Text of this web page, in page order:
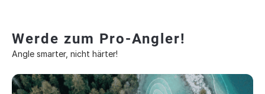
Werde zum Pro-Angler!
Angle smarter, nicht härter!